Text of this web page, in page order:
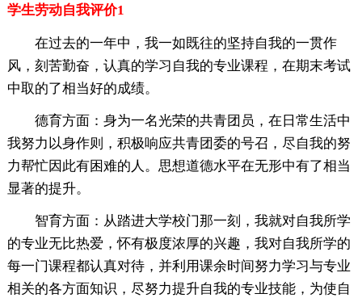
学生劳动自我评价1
在过去的一年中，我一如既往的坚持自我的一贯作
风，刻苦勤奋，认真的学习自我的专业课程，在期末考试
中取的了相当好的成绩。
德育方面：身为一名光荣的共青团员，在日常生活中
我努力以身作则，积极响应共青团委的号召，尽自我的努
力帮忙因此有困难的人。思想道德水平在无形中有了相当
显著的提升。
智育方面：从踏进大学校门那一刻，我就对自我所学
的专业无比热爱，怀有极度浓厚的兴趣，我对自我所学的
每一门课程都认真对待，并利用课余时间努力学习与专业
相关的各方面知识，尽努力提升自我的专业技能，为使自